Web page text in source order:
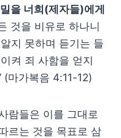
을 너희(제자들)에게
것을 비유로 하나니
지 못하며 듣기는 들
켜 죄 사함을 얻지
(마가복음 4:11-12)
람들은 이를 그대로
르는 것을 목표로 삼